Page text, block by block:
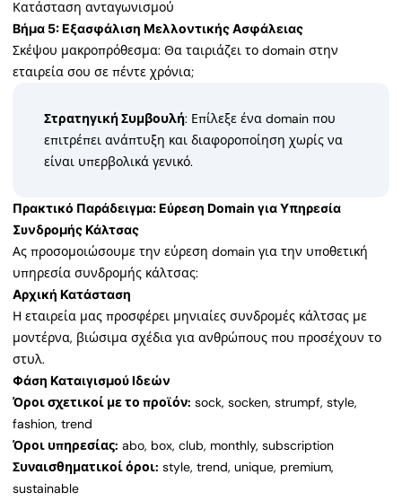
Κατάσταση ανταγωνισμού
Βήμα 5: Εξασφάλιση Μελλοντικής Ασφάλειας
Σκέψου μακροπρόθεσμα: Θα ταιριάζει το domain στην
εταιρεία σου σε πέντε χρόνια;
Στρατηγική Συμβουλή: Επίλεξε ένα domain που
επιτρέπει ανάπτυξη και διαφοροποίηση χωρίς να
είναι υπερβολικά γενικό.
Πρακτικό Παράδειγμα: Εύρεση Domain για Υπηρεσία
Συνδρομής Κάλτσας
Ας προσομοιώσουμε την εύρεση domain για την υποθετική
υπηρεσία συνδρομής κάλτσας:
Αρχική Κατάσταση
Η εταιρεία μας προσφέρει μηνιαίες συνδρομές κάλτσας με
μοντέρνα, βιώσιμα σχέδια για ανθρώπους που προσέχουν το
στυλ.
Φάση Καταιγισμού Ιδεών
Όροι σχετικοί με το προϊόν: sock, socken, strumpf, style,
fashion, trend
Όροι υπηρεσίας: abo, box, club, monthly, subscription
Συναισθηματικοί όροι: style, trend, unique, premium,
sustainable